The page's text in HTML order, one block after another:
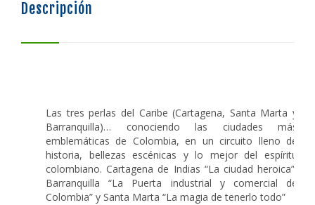
Descripción
Las tres perlas del Caribe (Cartagena, Santa Marta y
Barranquilla)… conociendo las ciudades más
emblemáticas de Colombia, en un circuito lleno de
historia, bellezas escénicas y lo mejor del espíritu
colombiano. Cartagena de Indias “La ciudad heroica”,
Barranquilla “La Puerta industrial y comercial de
Colombia” y Santa Marta “La magia de tenerlo todo”